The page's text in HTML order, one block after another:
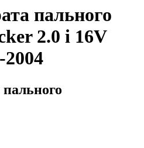
пального
2.0 i 16V